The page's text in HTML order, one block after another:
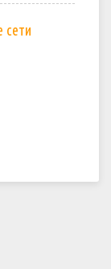
сети